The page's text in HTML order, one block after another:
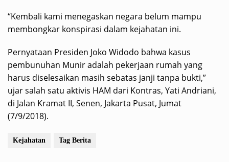
“Kembali kami menegaskan negara belum mampu
membongkar konspirasi dalam kejahatan ini.
Pernyataan Presiden Joko Widodo bahwa kasus
pembunuhan Munir adalah pekerjaan rumah yang
harus diselesaikan masih sebatas janji tanpa bukti,”
ujar salah satu aktivis HAM dari Kontras, Yati Andriani,
di Jalan Kramat II, Senen, Jakarta Pusat, Jumat
(7/9/2018).
Kejahatan Tag Berita